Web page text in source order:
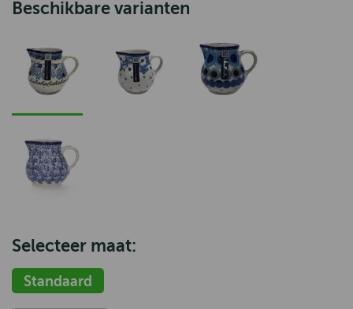
Beschikbare varianten
Selecteer maat:
Standaard